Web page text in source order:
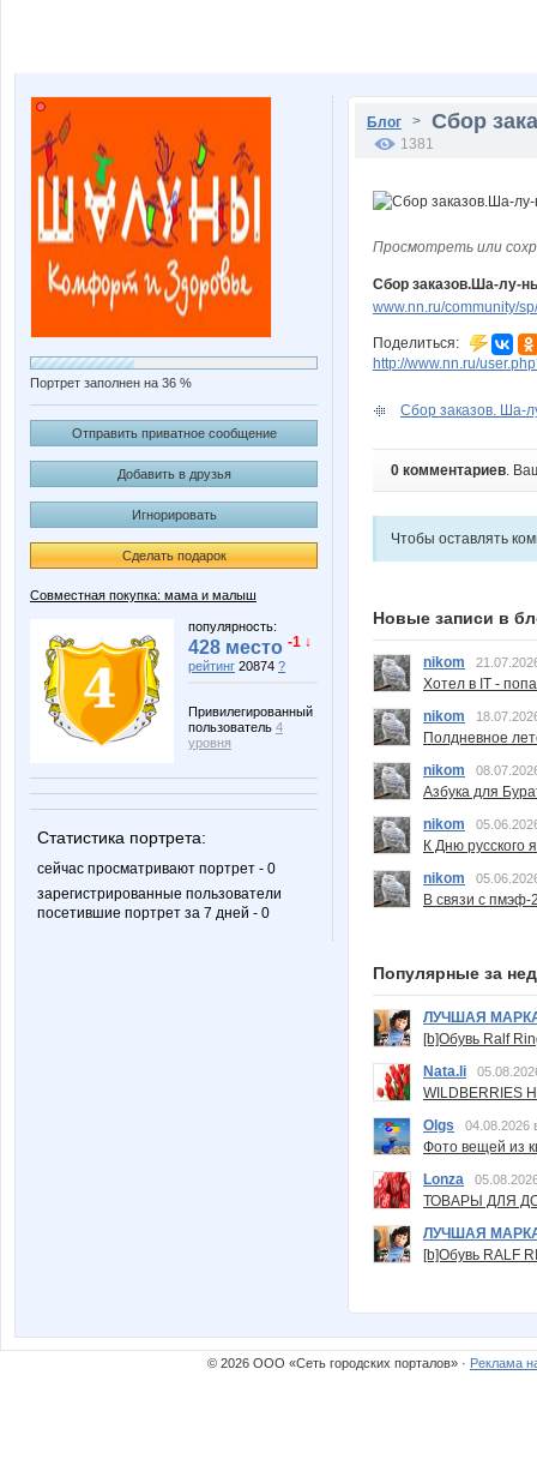
Портрет заполнен на 36 %
Отправить приватное сообщение
Добавить в друзья
Игнорировать
Сделать подарок
Совместная покупка: мама и малыш
популярность:
428 место -1 ↓
рейтинг 20874 ?
Привилегированный
пользователь 4
уровня
Статистика портрета:
сейчас просматривают портрет - 0
зарегистрированные пользователи
посетившие портрет за 7 дней - 0
Блог > Сбор
1381
Просмотреть или
Сбор заказов.Ша-лу-
www.nn.ru/community/
Поделиться:
http://www.nn.ru/
Сбор заказов. Ша-
0 комментариев.
Чтобы оставлять
Новые записи в
nikom
Хотел в IT -
nikom
Полдневное
nikom
Азбука для
nikom
К Дню русского
nikom
В связи с пмэф-
Популярные за
ЛУЧШАЯ
[b]Обувь Ralf
Nata.li
Olgs
04.08.2026
Фото вещей из
Lonza
ТОВАРЫ ДЛЯ
ЛУЧШАЯ
[b]Обувь RALF
© 2026 ООО «Сеть городских порталов» · Реклама